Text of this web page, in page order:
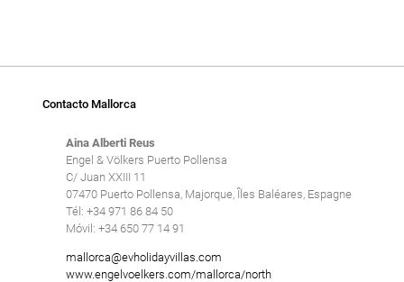
Contacto Mallorca
Aina Alberti Reus
Engel & Völkers Puerto Pollensa
C/ Juan XXIII 11
07470 Puerto Pollensa, Majorque, Îles Baléares, Espagne
Tél: +34 971 86 84 50
Móvil: +34 650 77 14 91
mallorca@evholidayvillas.com
www.engelvoelkers.com/mallorca/north